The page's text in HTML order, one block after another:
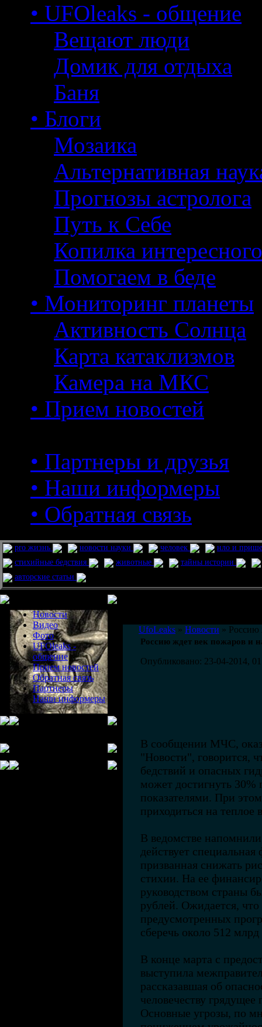
• UFOleaks - общение
Вещают люди
Домик для отдыха
Баня
• Блоги
Мозаика
Альтернативная
Прогнозы астролога
Путь к Себе
Копилка интересного
Помогаем в беде
• Мониторинг планеты
Активность Солнца
Карта катаклизмов
Камера на МКС
• Прием новостей
• Партнеры и друзья
• Наши информеры
• Обратная связь
pro жизнь новости науки человек
нло и
стихийные бедствия
животные
тайны истории
авторские статьи
Новости
Видео
Фото
UFOleaks -
общение
Прием новостей
Обратная связь
Партнеры
Наши информеры
UfoLeaks » Новости » Россию
Россию ждет век пожаров и
Опубликовано: 23-04-2014,
В сообщении МЧС,
"Новости", говорится,
бедствий и опасных
может достигнуть
показателями. При
приходиться на теплое
В ведомстве
действует
призванная снижать
стихии. На ее
руководством страны
рублей. Ожидается, что
предусмотренных
сберечь около 512
В конце марта с
выступила
рассказавшая об
человечеству
Основные угрозы, по